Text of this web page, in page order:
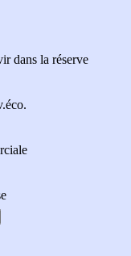
dans la réserve